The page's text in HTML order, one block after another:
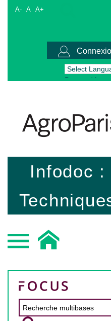
A- A A+
Powered by
Infodoc :